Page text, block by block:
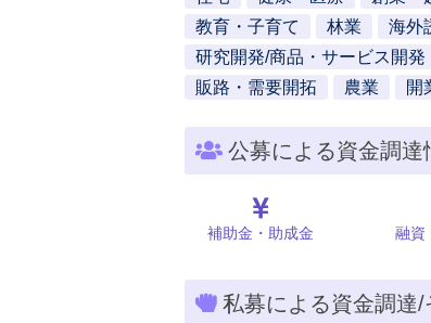
教育・子育て
林業 海外
研究開発/商品・サービス開発
販路・需要開拓
農業 開
公募による資金調達
補助金・助成金 融資
私募による資金調達